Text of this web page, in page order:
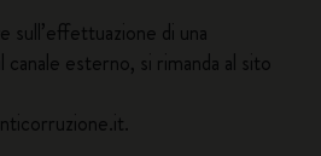
sull’effettuazione di una
canale esterno, si rimanda al sito